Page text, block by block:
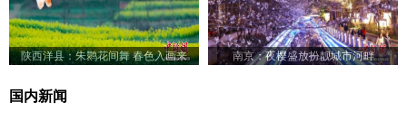
陕西洋县：朱鹮花间舞 春色入画来 南京：夜樱盛放扮靓城市河畔
国内新闻